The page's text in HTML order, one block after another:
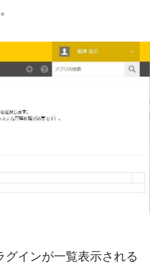
インが一覧表示される